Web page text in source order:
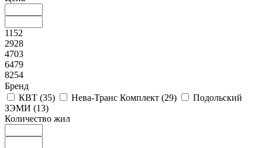
1152
2928
4703
6479
8254
Бренд
КВТ (35) Нева-Транс Комплект (29)
Подольский
ЗЭМИ (13)
Количество жил